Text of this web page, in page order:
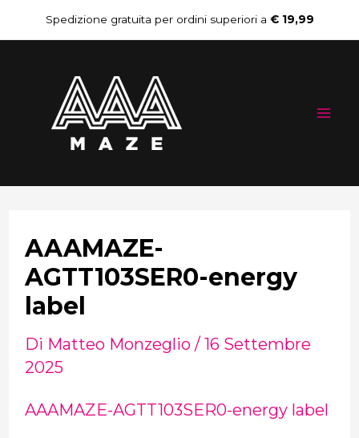
al
contenuto
Spedizione gratuita per ordini superiori a € 19,99
AAAMAZE-
AGTT103SER0-energy
label
Di Matteo Monzeglio / 16 Settembre
2025
AAAMAZE-AGTT103SER0-energy label
Navigazione
articoli